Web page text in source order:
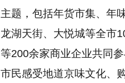
主题，包括年货市集、年
龙湖天街、大悦城等全市
等200余家商业企业共同
市民感受地道京味文化、